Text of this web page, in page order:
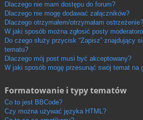
Dlaczego nie mam dostępu do forum?
Dlaczego nie mogę dodawać załączników?
Dlaczego otrzymałem/otrzymałam ostrzeżenie?
W jaki sposób można zgłosić posty
Do czego służy przycisk “Zapisz” znajdujący
tematu?
Dlaczego mój post musi być akceptowany?
W jaki sposób mogę przesunąć swój temat na
Formatowanie i typy tematów
Co to jest BBCode?
Czy można używać języka HTML?